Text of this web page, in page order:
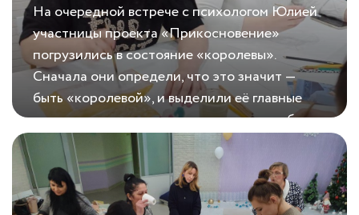
О внутренней королеве
На очередной встрече с психологом Юлией
участницы проекта «Прикосновение»
погрузились в состояние «королевы».
Сначала они определи, что это значит —
быть «королевой», и выделили её главные
черты: ответственность, уважение и любовь
к себе, умение видеть цель и достигать её.
Хорошие качества, не так ли?...